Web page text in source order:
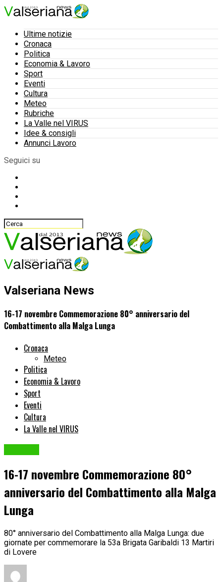
Ultime notizie
Cronaca
Politica
Economia & Lavoro
Sport
Eventi
Cultura
Meteo
Rubriche
La Valle nel VIRUS
Idee & consigli
Annunci Lavoro
Seguici su
Valseriana News
16-17 novembre Commemorazione 80° anniversario del
Combattimento alla Malga Lunga
Cronaca
Meteo
Politica
Economia & Lavoro
Sport
Eventi
Cultura
La Valle nel VIRUS
16-17 novembre Commemorazione 80°
anniversario del Combattimento alla Malga
Lunga
80° anniversario del Combattimento alla Malga Lunga: due
giornate per commemorare la 53a Brigata Garibaldi 13 Martiri
di Lovere